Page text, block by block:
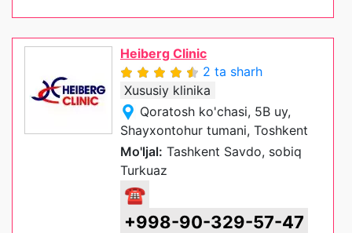
Heiberg Clinic
2 ta sharh
Xususiy klinika
Qoratosh ko'chasi, 5B uy,
Shayxontohur tumani, Toshkent
Mo'ljal: Tashkent Savdo, sobiq
Turkuaz
☎
+998-90-329-57-47